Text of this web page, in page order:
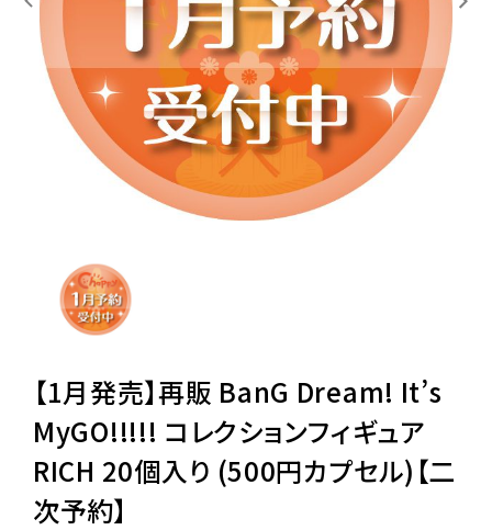
販促用空カプセル
レンタル
景品・玩具・文具
販促用カプセルトイ
06-6282-7659
【1月発売】再販 BanG Dream! It’s
MyGO!!!!! コレクションフィギュア
RICH 20個入り (500円カプセル)【二
次予約】